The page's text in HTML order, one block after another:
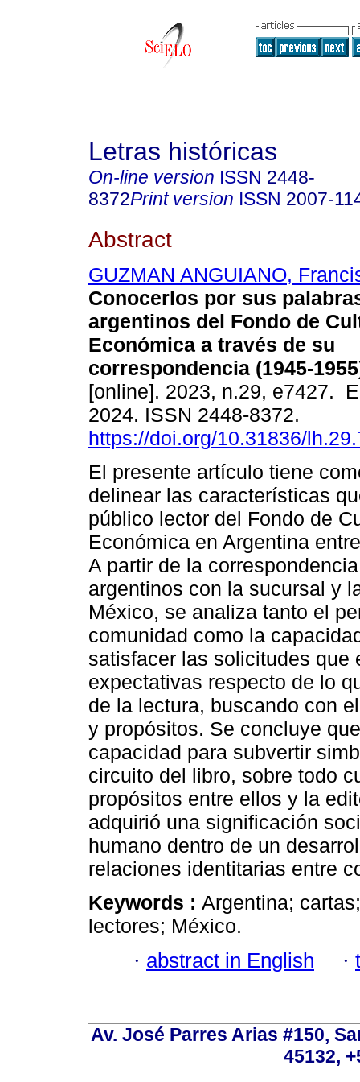
Letras históricas
On-line version ISSN 2448-
8372Print version ISSN 2007-
Abstract
GUZMAN ANGUIANO,
Conocerlos por sus
argentinos del Fondo de
Económica a través de su
correspondencia (1945-
[online]. 2023, n.29, e7427.
2024. ISSN 2448-8372.
https://doi.org/10.31836/
El presente artículo tiene
delinear las características
público lector del Fondo de
Económica en Argentina
A partir de la
argentinos con la sucursal y
México, se analiza tanto el
comunidad como la
satisfacer las solicitudes que
expectativas respecto de lo
de la lectura, buscando con
y propósitos. Se concluye
capacidad para subvertir
circuito del libro, sobre todo
propósitos entre ellos y la
adquirió una significación
humano dentro de un
relaciones identitarias entre
Keywords : Argentina;
lectores; México.
· abstract in English ·
Av. José Parres Arias #150,
45132,